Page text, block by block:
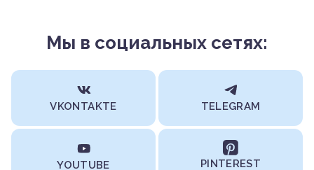
Мы в социальных сетях:
VKONTAKTE TELEGRAM
YOUTUBE PINTEREST